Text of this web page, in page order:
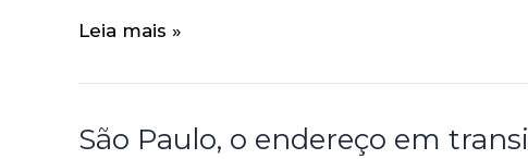
Leia mais »
São Paulo, o endereço em